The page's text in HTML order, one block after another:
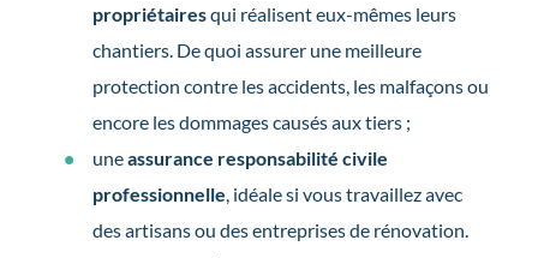
propriétairesqui réalisent eux-mêmes leurs
chantiers. De quoi assurer une meilleure
protection contre les accidents, les malfaçons ou
encore les dommages causés aux tiers ;
uneassurance responsabilité civile
professionnelle , idéale si vous travaillez avec
des artisans ou des entreprises de rénovation.